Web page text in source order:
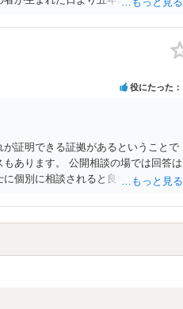
反復して面会を要求すること。 三
を要求すること。 2前項の罪を犯
役にたった
証明できる証拠があるということで
あります。 公開相談の場では回答は
個別に相談されると良いでしょう。